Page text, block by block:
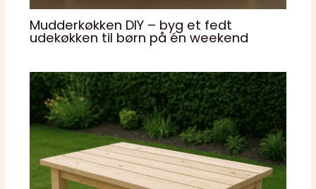
Mudderkøkken DIY – byg et fedt
udekøkken til børn på én weekend